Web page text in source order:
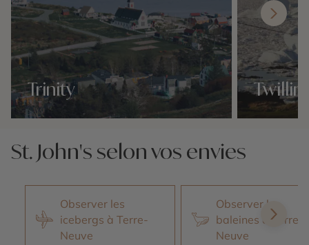
Trinity
St. John's selon vos envies
Observer les
icebergs à Terre-
Neuve
Observer les
baleines à Terre-
Neuve